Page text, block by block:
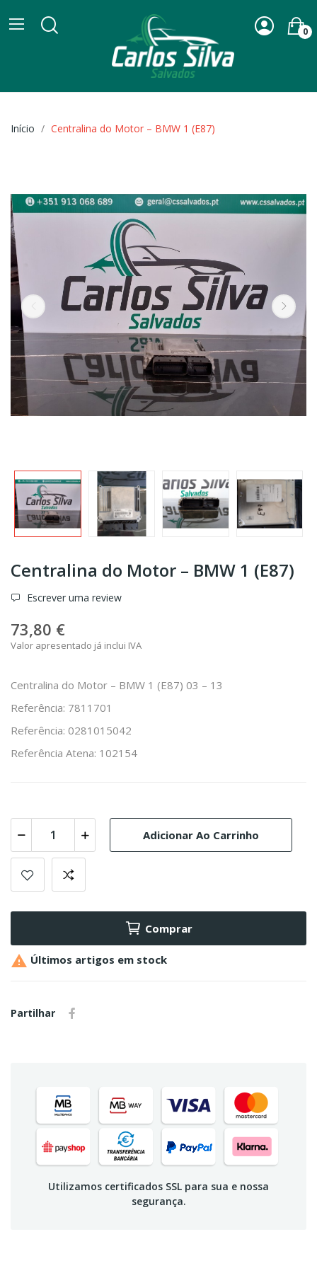
0
Início Centralina do Motor – BMW 1 (E87)
Centralina do Motor – BMW 1 (E87)
Escrever uma review
73,80 €
Valor apresentado já inclui IVA
Centralina do Motor – BMW 1 (E87) 03 – 13
Referência: 7811701
Referência: 0281015042
Referência Atena: 102154
Adicionar Ao Carrinho
Comprar
 Últimos artigos em stock
Partilhar
Utilizamos certificados SSL para sua e nossa
segurança.